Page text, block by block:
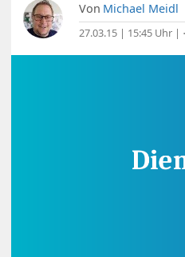
Von Michael Meidl
27.03.15 | 15:45 Uhr |